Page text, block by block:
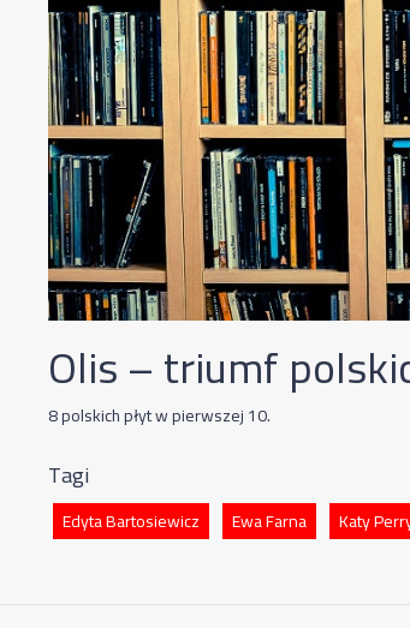
Olis – triumf
8 polskich płyt w pierwszej 10.
Tagi
Edyta Bartosiewicz Ewa Farna Katy